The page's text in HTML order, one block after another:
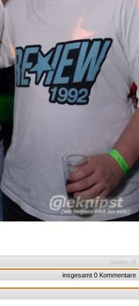
[weiter »]
insgesamt 0 Kommentare